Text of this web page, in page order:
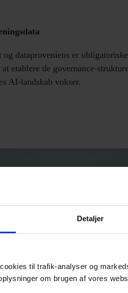
Detaljer
til trafik-analyser og
om brugen af vores
dataproveniens er
etablere de governance-
AI-landskab vokser.